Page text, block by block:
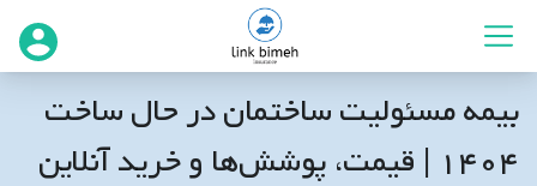
بیمه مسئولیت ساختمان در حال ساخت
۱۴۰۴ | قیمت، پوشش‌ها و خرید آنلاین